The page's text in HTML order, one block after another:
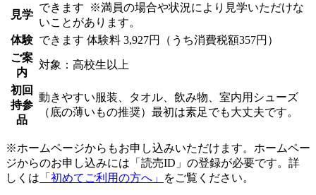
見学
できます
※満員の場合や状況により見学いただけな
いことがあります。
体験 できます 体験料 3,927円（うち消費税額357円）
ご案
内
対象：高校生以上
初回
持参
品
動きやすい服装、タオル、飲み物、室内用シューズ
（底の薄いもの推奨）最初は素足でも大丈夫です。
※ホームページからもお申し込みいただけます。ホームペー
ジからのお申し込みには「読売ID」の登録が必要です。詳
しくは 「初めてご利用の方へ」 をご覧ください。